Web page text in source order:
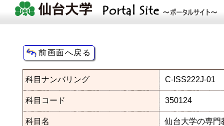
科目ナンバリング C-ISS222J-01
科目コード 350124
科目名 仙台大学の専